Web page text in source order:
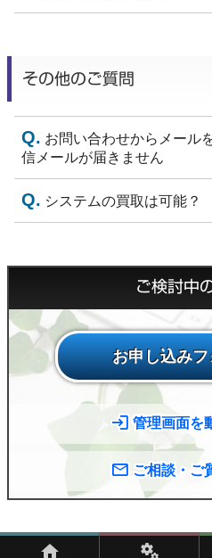
その他のご質問
お問い合わせからメール
信メールが届きません
システムの買取は可能？
ご検討中
お申し込み
管理画面を
ご相談・ご